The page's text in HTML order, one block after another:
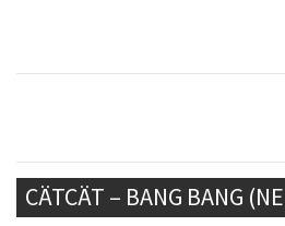
CÄTCÄT – BANG BANG